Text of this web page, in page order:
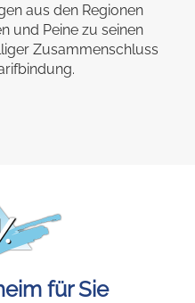
aus den Regionen
und Peine zu seinen
Zusammenschluss
für Sie